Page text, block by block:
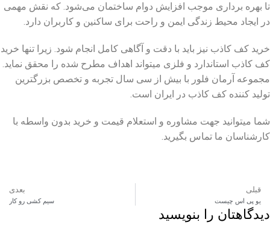
تا بهره‌ برداری موجب افزایش دوام ساختمان می‌شود. که نقش مهمی
در ایجاد محیط زندگی ایمن و راحت برای ساکنین و کاربران دارد.
خرید کف کاذب نیز باید با دقت و آگاهی کامل انجام شود. زیرا تنها خرید
کف کاذب استاندارد و فلزی میتواند اهداف مطرح شده را محقق نماید.
مجموعه آرمان فلور با بیش از سی سال تجربه و تخصص بزرگترین
تولید کننده کف کاذب در ایران است.
شما میتوانید جهت مشاوره و استعلام قیمت و خرید بدون واسطه با
کارشناسان ما تماس بگیرید.
قبلی
یو‌ پی‌ اس چیست
بعدی
سیم کشی رو کار
دیدگاهتان را بنویسید